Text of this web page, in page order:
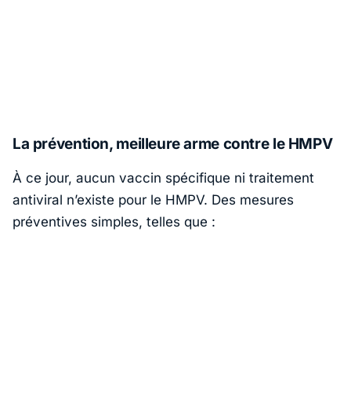
La prévention, meilleure arme contre le HMPV
À ce jour, aucun vaccin spécifique ni traitement
antiviral n’existe pour le HMPV. Des mesures
préventives simples, telles que :